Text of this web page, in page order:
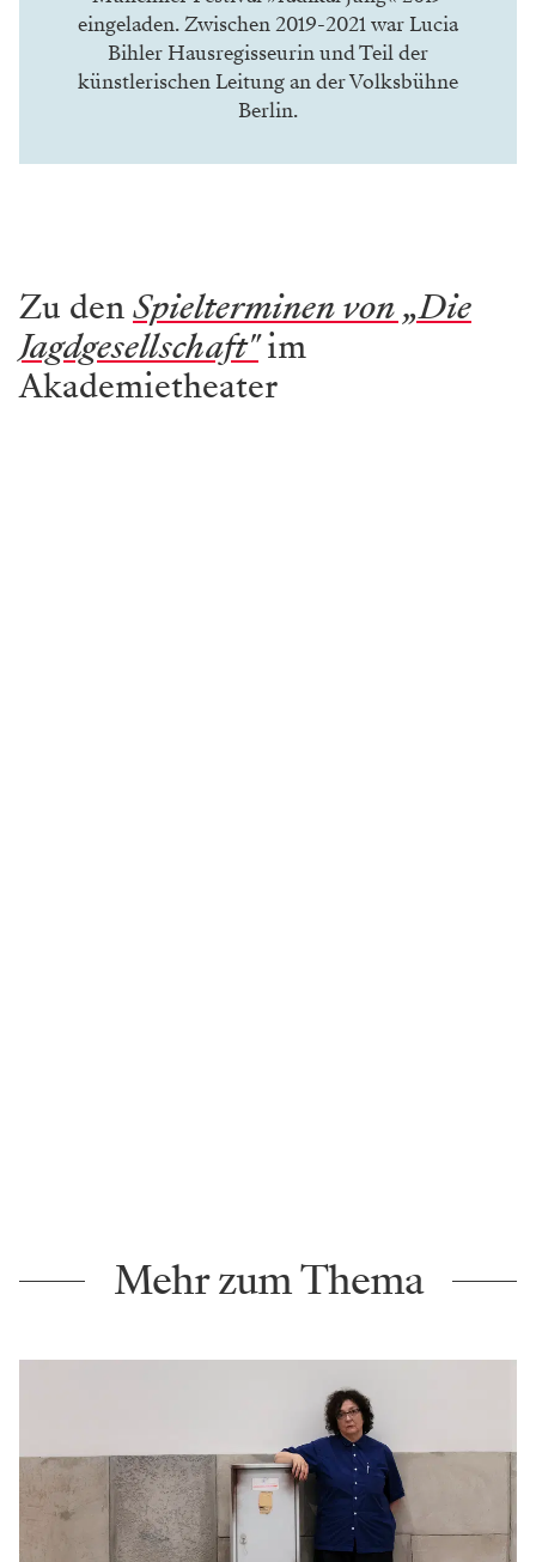
eingeladen. Zwischen 2019-2021 war Lucia
Bihler Hausregisseurin und Teil der
künstlerischen Leitung an der Volksbühne
Berlin.
Zu denSpielterminen von „Die
Jagdgesellschaft"im
Akademietheater
Mehr zum Thema